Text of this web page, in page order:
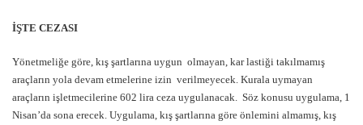
İŞTE CEZASI
Yönetmeliğe göre, kış şartlarına uygun olmayan, kar lastiği takılmamış
araçların yola devam etmelerine izin verilmeyecek. Kurala uymayan
araçların işletmecilerine 602 lira ceza uygulanacak. Söz konusu uygulama, 1
Nisan’da sona erecek. Uygulama, kış şartlarına göre önlemini almamış, kış